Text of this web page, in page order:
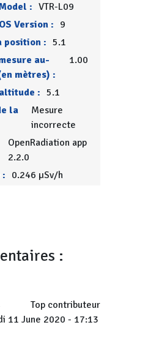
: VTR-L09
Version : 9
position : 5.1
au-
mètres) :
1.00
: 5.1
la
Mesure
incorrecte
OpenRadiation app
2.2.0
:
0.246 µSv/h
:
Top contributeur
11 June 2020 - 17:13